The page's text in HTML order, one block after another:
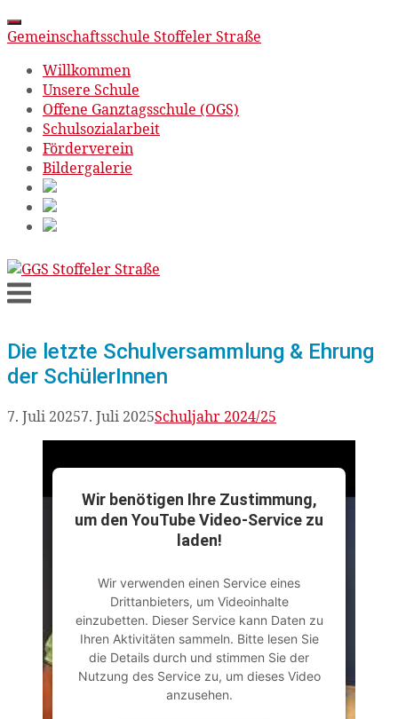
Gemeinschaftsschule Stoffeler Straße
Willkommen
Unsere Schule
Offene Ganztagsschule (OGS)
Schulsozialarbeit
Förderverein
Bildergalerie
Skip
to
content
Menu
Die letzte Schulversammlung & Ehrung
der SchülerInnen
7. Juli 20257. Juli 2025Schuljahr 2024/25
Wir benötigen Ihre Zustimmung,
um den YouTube Video-Service zu
laden!
Wir verwenden einen Service eines
Drittanbieters, um Videoinhalte
einzubetten. Dieser Service kann Daten zu
Ihren Aktivitäten sammeln. Bitte lesen Sie
die Details durch und stimmen Sie der
Nutzung des Service zu, um dieses Video
anzusehen.